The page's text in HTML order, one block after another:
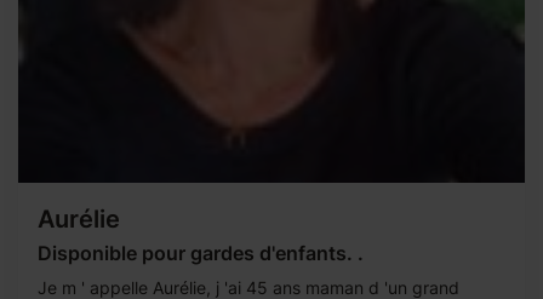
Aurélie
Disponible pour gardes d'enfants. .
Je m ' appelle Aurélie, j 'ai 45 ans maman d 'un grand